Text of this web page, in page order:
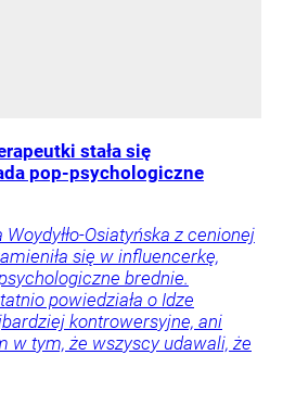
stała się
pop-psychologiczne
Osiatyńska z cenionej
się w influencerkę,
brednie.
powiedziała o Idze
kontrowersyjne, ani
w tym, że wszyscy udawali, że